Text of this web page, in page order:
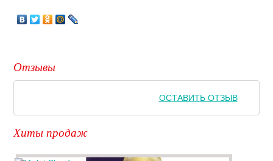
Отзывы
ОСТАВИТЬ ОТЗЫВ
Хиты продаж